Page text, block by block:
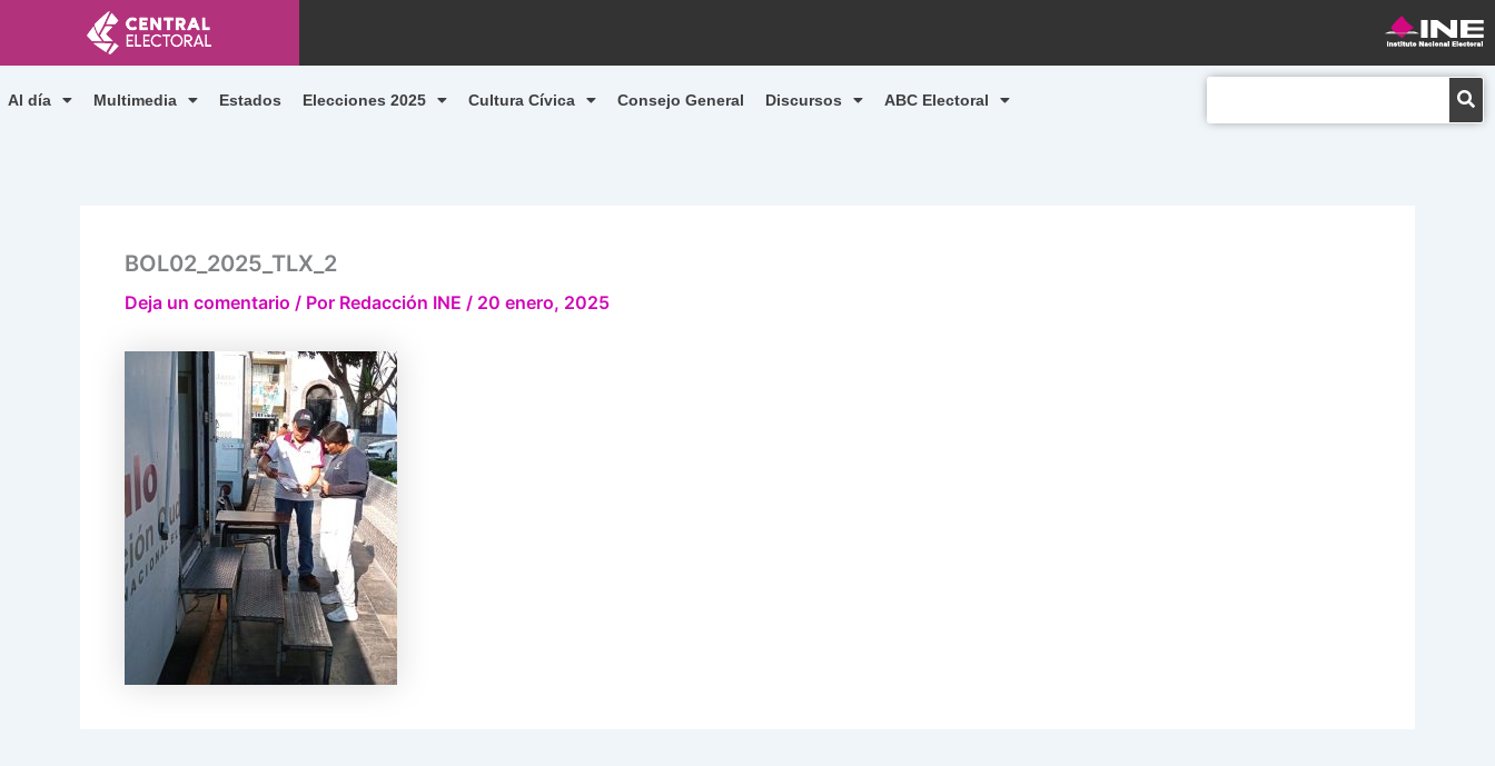
contenido
Al día Multimedia Estados Elecciones 2025 Cultura Cívica Consejo General Discursos ABC Electoral
BOL02_2025_TLX_2
Deja un comentario / Por Redacción INE / 20 enero, 2025